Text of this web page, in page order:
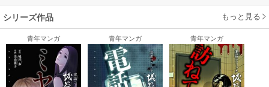
シリーズ作品 もっと見る
青年マンガ 青年マンガ 青年マンガ